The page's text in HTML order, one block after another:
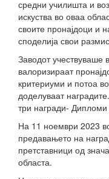
средни училишта и
искуства во оваа
своите пронајдоци и
споделија свои
Заводот учествуваше
валоризираат
критериуми и потоа
доделуваат
три награди-
На 11 ноември 2023
предавањето на
претставници од
областа.